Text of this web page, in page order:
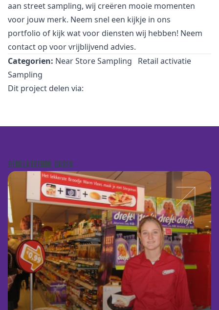
aan street sampling, wij creëren mooie momenten
voor jouw merk. Neem snel een kijkje in ons
portfolio of kijk wat voor diensten wij hebben! Neem
contact op voor vrijblijvend advies.
Categorien: Near Store Sampling
Retail activatie
Sampling
Dit project delen via:
GERELATEERDE CASES